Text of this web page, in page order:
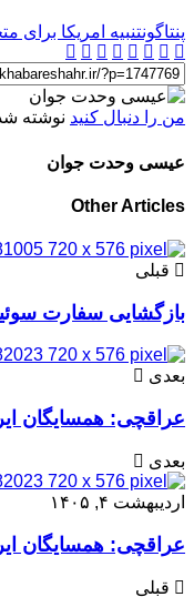
پنتاگونتنبیه امریکا برای
من را دنبال کنید نوشته
عیسی وحدت جوان
Other Articles
قبلی
بازگشایی سفارت
بعدی
عراقچی: همسایگان
بعدی
اردیبهشت ۴, ۱۴۰۵
عراقچی: همسایگان
قبلی